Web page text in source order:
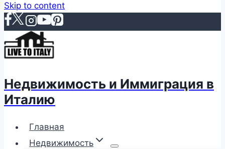
Skip to content
Недвижимость и Иммиграция в
Италию
Главная
Недвижимость